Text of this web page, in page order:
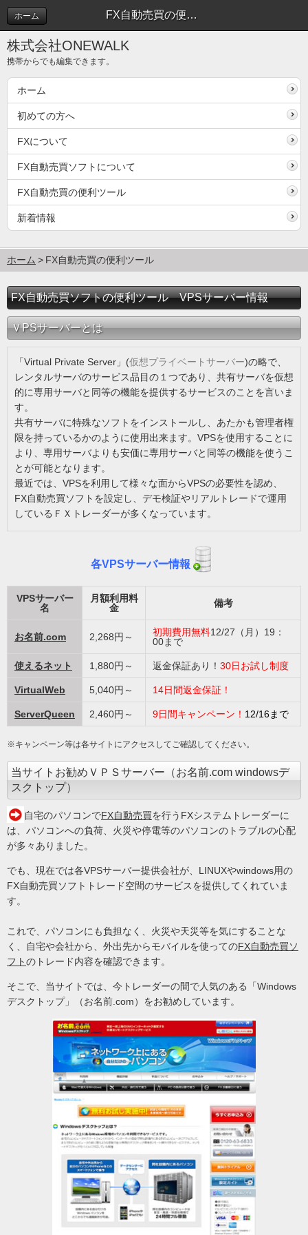
FX自動売買の便利ツール
ホーム
株式会社ONEWALK
携帯からでも編集できます。
ホーム
初めての方へ
FXについて
FX自動売買ソフトについて
FX自動売買の便利ツール
新着情報
ホーム FX自動売買の便利ツール
FX自動売買ソフトの便利ツール VPSサーバー情報
ＶPSサーバーとは
「Virtual Private Server」(仮想プライベートサーバー)の略で、
レンタルサーバのサービス品目の１つであり、共有サーバを仮想
的に専用サーバと同等の機能を提供するサービスのことを言いま
す。
共有サーバに特殊なソフトをインストールし、あたかも管理者権
限を持っているかのように使用出来ます。VPSを使用することに
より、専用サーバよりも安価に専用サーバと同等の機能を使うこ
とが可能となります。
最近では、VPSを利用して様々な面からVPSの必要性を認め、
FX自動売買ソフトを設定し、デモ検証やリアルトレードで運用
しているＦＸトレーダーが多くなっています。
各VPSサーバー情報
VPSサーバー
名
月額利用料
金
備考
お名前.com 2,268円～ 初期費用無料12/27（月）19：
00まで
使えるネット 1,880円～ 返金保証あり！ 30日お試し制度
VirtualWeb 5,040円～ 14日間返金保証！
ServerQueen 2,460円～ 9日間キャンペーン！ 12/16まで
※キャンペーン等は各サイトにアクセスしてご確認してください。
当サイトお勧めＶＰＳサーバー（お名前.com windowsデ
スクトップ）
自宅のパソコンでFX自動売買を行うFXシステムトレーダーに
は、パソコンへの負荷、火災や停電等のパソコンのトラブルの心配
が多々ありました。
でも、現在では各VPSサーバー提供会社が、LINUXやwindows用の
FX自動売買ソフト トレード空間のサービスを提供してくれていま
す。
これで、パソコンにも負担なく、火災や天災等を気にすることな
く、自宅や会社から、外出先からモバイルを使ってのFX自動売買ソ
フトのトレード内容を確認できます。
そこで、当サイトでは、今トレーダーの間で人気のある「Windows
デスクトップ」（お名前.com）をお勧めしています。